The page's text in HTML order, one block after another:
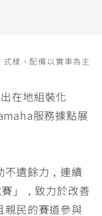
樣、配備以實車為主
在地組裝化
服務據點展
不遺餘力，連續
」，致力於改善
親民的賽道參與